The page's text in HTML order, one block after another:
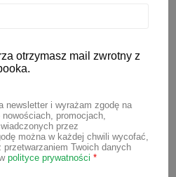
dostarczy nie
ale także wielu
danie, które
rozszerzania diety
BLW. Taką owsiankę
pokroić w
otrzymasz mail zwrotny z
newsletter i wyrażam zgodę na
nowościach, promocjach,
przez
można w każdej chwili wycofać,
przetwarzaniem Twoich danych
polityce prywatności *